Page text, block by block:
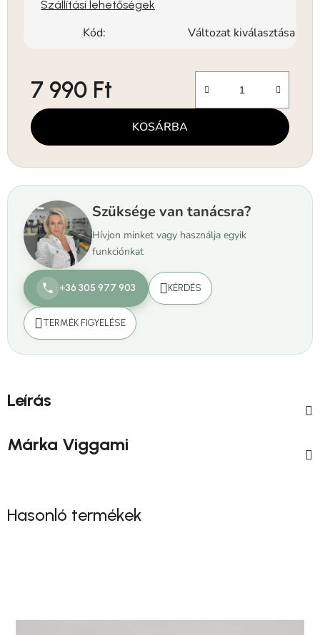
Szállítási lehetőségek
Kód: Változat kiválasztása
7 990 Ft
Egységár:
KOSÁRBA
Szüksége van tanácsra?
Hívjon minket vagy használja egyik
funkciónkat
+36 305 977 903 KÉRDÉS
TERMÉK FIGYELÉSE
Leírás
Márka Viggami
Hasonló termékek